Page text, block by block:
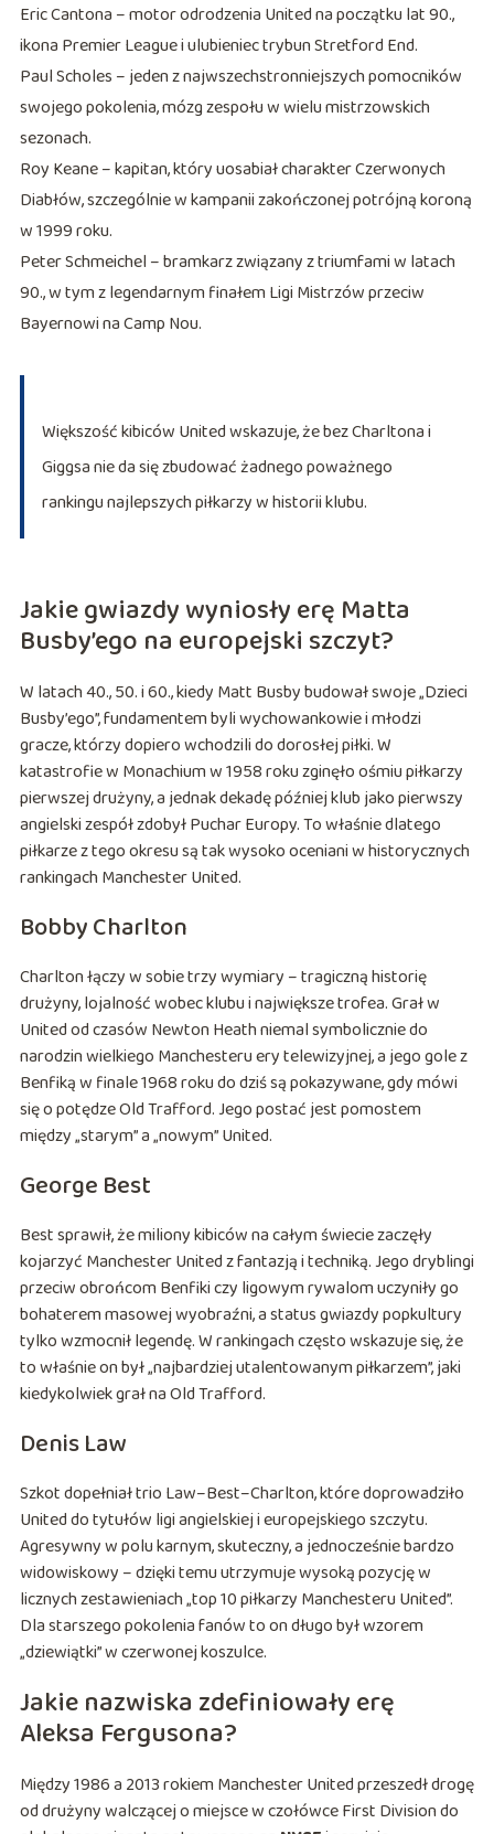
Eric Cantona – motor odrodzenia United na początku lat 90.,
ikona Premier League i ulubieniec trybun Stretford End.
Paul Scholes – jeden z najwszechstronniejszych pomocników
swojego pokolenia, mózg zespołu w wielu mistrzowskich
sezonach.
Roy Keane – kapitan, który uosabiał charakter Czerwonych
Diabłów, szczególnie w kampanii zakończonej potrójną koroną
w 1999 roku.
Peter Schmeichel – bramkarz związany z triumfami w latach
90., w tym z legendarnym finałem Ligi Mistrzów przeciw
Bayernowi na Camp Nou.
Większość kibiców United wskazuje, że bez Charltona i
Giggsa nie da się zbudować żadnego poważnego
rankingu najlepszych piłkarzy w historii klubu.
Jakie gwiazdy wyniosły erę Matta
Busby’ego na europejski szczyt?
W latach 40., 50. i 60., kiedy Matt Busby budował swoje „Dzieci
Busby’ego”, fundamentem byli wychowankowie i młodzi
gracze, którzy dopiero wchodzili do dorosłej piłki. W
katastrofie w Monachium w 1958 roku zginęło ośmiu piłkarzy
pierwszej drużyny, a jednak dekadę później klub jako pierwszy
angielski zespół zdobył Puchar Europy. To właśnie dlatego
piłkarze z tego okresu są tak wysoko oceniani w historycznych
rankingach Manchester United.
Bobby Charlton
Charlton łączy w sobie trzy wymiary – tragiczną historię
drużyny, lojalność wobec klubu i największe trofea. Grał w
United od czasów Newton Heath niemal symbolicznie do
narodzin wielkiego Manchesteru ery telewizyjnej, a jego gole z
Benfiką w finale 1968 roku do dziś są pokazywane, gdy mówi
się o potędze Old Trafford. Jego postać jest pomostem
między „starym” a „nowym” United.
George Best
Best sprawił, że miliony kibiców na całym świecie zaczęły
kojarzyć Manchester United z fantazją i techniką. Jego dryblingi
przeciw obrońcom Benfiki czy ligowym rywalom uczyniły go
bohaterem masowej wyobraźni, a status gwiazdy popkultury
tylko wzmocnił legendę. W rankingach często wskazuje się, że
to właśnie on był „najbardziej utalentowanym piłkarzem”, jaki
kiedykolwiek grał na Old Trafford.
Denis Law
Szkot dopełniał trio Law–Best–Charlton, które doprowadziło
United do tytułów ligi angielskiej i europejskiego szczytu.
Agresywny w polu karnym, skuteczny, a jednocześnie bardzo
widowiskowy – dzięki temu utrzymuje wysoką pozycję w
licznych zestawieniach „top 10 piłkarzy Manchesteru United”.
Dla starszego pokolenia fanów to on długo był wzorem
„dziewiątki” w czerwonej koszulce.
Jakie nazwiska zdefiniowały erę
Aleksa Fergusona?
Między 1986 a 2013 rokiem Manchester United przeszedł drogę
od drużyny walczącej o miejsce w czołówce First Division do